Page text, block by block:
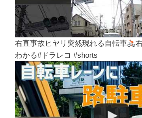
右直事故ヒヤリ突然現れる自転車
わかる#ドラレコ #shorts